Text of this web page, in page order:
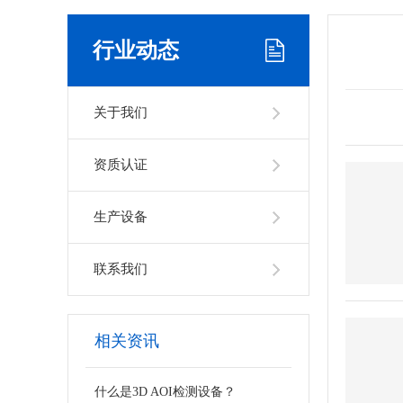
行业动态
关于我们
资质认证
生产设备
联系我们
相关资讯
什么是3D AOI检测设备？